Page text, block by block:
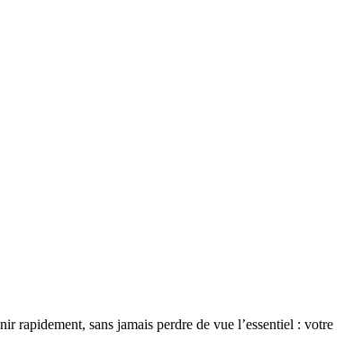
rapidement, sans jamais perdre de vue l’essentiel : votre